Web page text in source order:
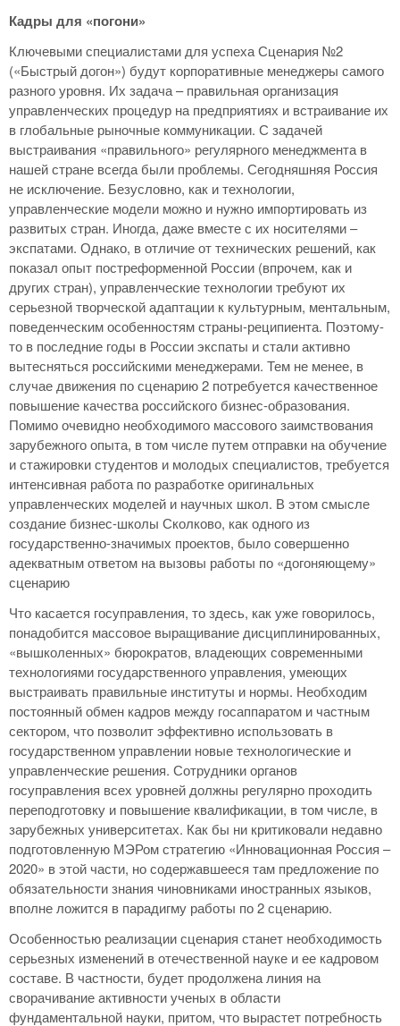
Кадры для «погони»
Ключевыми специалистами для успеха Сценария №2
(«Быстрый догон») будут корпоративные менеджеры самого
разного уровня. Их задача – правильная организация
управленческих процедур на предприятиях и встраивание их
в глобальные рыночные коммуникации. С задачей
выстраивания «правильного» регулярного менеджмента в
нашей стране всегда были проблемы. Сегодняшняя Россия
не исключение. Безусловно, как и технологии,
управленческие модели можно и нужно импортировать из
развитых стран. Иногда, даже вместе с их носителями –
экспатами. Однако, в отличие от технических решений, как
показал опыт постреформенной России (впрочем, как и
других стран), управленческие технологии требуют их
серьезной творческой адаптации к культурным, ментальным,
поведенческим особенностям страны-реципиента. Поэтому-
то в последние годы в России экспаты и стали активно
вытесняться российскими менеджерами. Тем не менее, в
случае движения по сценарию 2 потребуется качественное
повышение качества российского бизнес-образования.
Помимо очевидно необходимого массового заимствования
зарубежного опыта, в том числе путем отправки на обучение
и стажировки студентов и молодых специалистов, требуется
интенсивная работа по разработке оригинальных
управленческих моделей и научных школ. В этом смысле
создание бизнес-школы Сколково, как одного из
государственно-значимых проектов, было совершенно
адекватным ответом на вызовы работы по «догоняющему»
сценарию
Что касается госуправления, то здесь, как уже говорилось,
понадобится массовое выращивание дисциплинированных,
«вышколенных» бюрократов, владеющих современными
технологиями государственного управления, умеющих
выстраивать правильные институты и нормы. Необходим
постоянный обмен кадров между госаппаратом и частным
сектором, что позволит эффективно использовать в
государственном управлении новые технологические и
управленческие решения. Сотрудники органов
госуправления всех уровней должны регулярно проходить
переподготовку и повышение квалификации, в том числе, в
зарубежных университетах. Как бы ни критиковали недавно
подготовленную МЭРом стратегию «Инновационная Россия –
2020» в этой части, но содержавшееся там предложение по
обязательности знания чиновниками иностранных языков,
вполне ложится в парадигму работы по 2 сценарию.
Особенностью реализации сценария станет необходимость
серьезных изменений в отечественной науке и ее кадровом
составе. В частности, будет продолжена линия на
сворачивание активности ученых в области
фундаментальной науки, притом, что вырастет потребность